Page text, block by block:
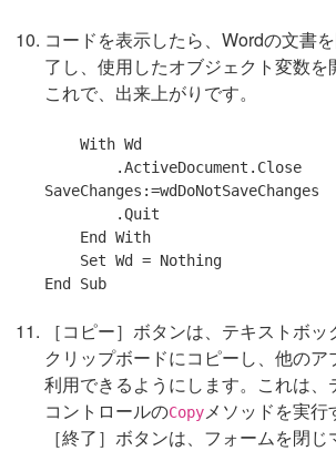
コードを表示したら、Wordの文書
了し、使用したオブジェクト変数を
これで、出来上がりです。
With Wd
SaveChanges:=wdDoNotSaveChanges
End
With
Set Wd = Nothing
End
Sub
［コピー］ボタンは、テキストボ
クリップボードにコピーし、他の
利用できるようにします。これは、
コントロールのCopyメソッドを実行
［終了］ボタンは、フォームを閉